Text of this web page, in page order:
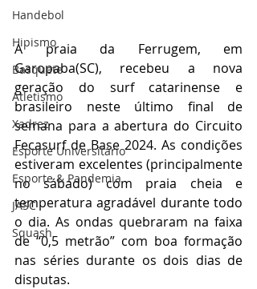
Handebol
Hipismo
Basquete
Atletismo
Xadrez
Esporte Universitário
Esporte & Pandemia
JASC
Squash
A praia da Ferrugem, em
Garopaba(SC), recebeu a nova
geração do surf catarinense e
brasileiro neste último final de
semana para a abertura do Circuito
Fecasurf de Base 2024. As condições
estiveram excelentes (principalmente
no sábado) com praia cheia e
temperatura agradável durante todo
o dia. As ondas quebraram na faixa
de “0,5 metrão” com boa formação
nas séries durante os dois dias de
disputas.